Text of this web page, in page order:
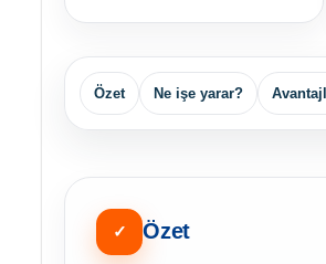
Özet Ne işe yarar?
✓ Özet